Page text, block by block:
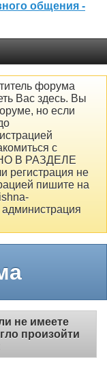
форума
Вас здесь. Вы
но если
с
В РАЗДЕЛЕ
не
пишите на
не имеете
произойти